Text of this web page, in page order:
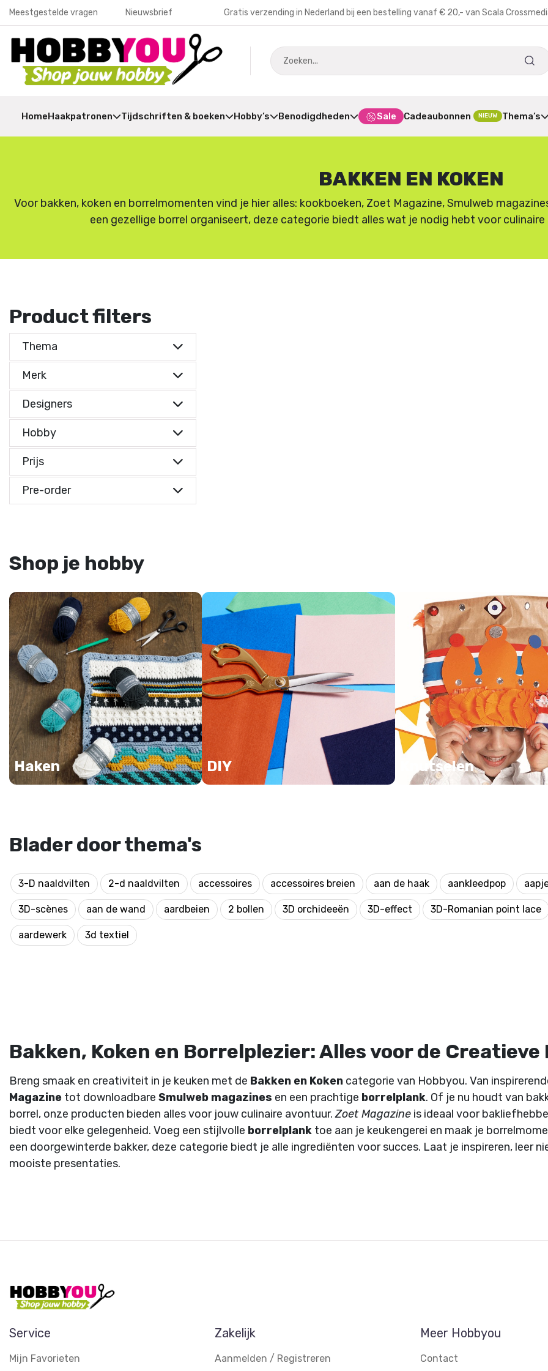
Meestgestelde vragen Nieuwsbrief Gratis verzending in Nederland bij een bestelling vanaf € 20,- van Scala
HomeHaakpatronen Tijdschriften & boeken Hobby’s Benodigdheden Sale Cadeaubonnen NIEUW Thema’s
BAKKEN EN KOKEN
Voor bakken, koken en borrelmomenten vind je hier alles: kookboeken, Zoet Magazine, Smulweb
een gezellige borrel organiseert, deze categorie biedt alles wat je nodig hebt voor
Product filters
Thema
Merk
Designers
Hobby
Prijs
Prijs indicatie
Pre-order
Shop je hobby
Haken DIY Knutselen
Blader door thema's
3-D naaldvilten 2-d naaldvilten accessoires accessoires breien aan de haak aankleedpop
3D-scènes aan de wand aardbeien 2 bollen 3D orchideeën 3D-effect 3D-Romanian point lace
aardewerk 3d textiel
Bakken, Koken en Borrelplezier: Alles voor de Creatieve
Breng smaak en creativiteit in je keuken met de Bakken en Koken categorie van Hobbyou. Van
Magazine tot downloadbare Smulweb magazines en een prachtige borrelplank. Of je nu houdt van
borrel, onze producten bieden alles voor jouw culinaire avontuur.Zoet Magazine is ideaal voor
biedt voor elke gelegenheid. Voeg een stijlvolle borrelplank toe aan je keukengerei en maak je
een doorgewinterde bakker, deze categorie biedt je alle ingrediënten voor succes. Laat je inspireren, leer
mooiste presentaties.
Service
Mijn Favorieten
Zakelijk
Aanmelden / Registreren
Meer Hobbyou
Contact